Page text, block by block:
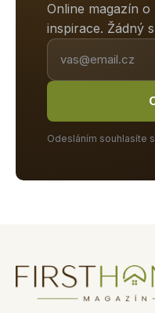
Online magazín
inspirace. Žádný
Odesláním souhlasíte